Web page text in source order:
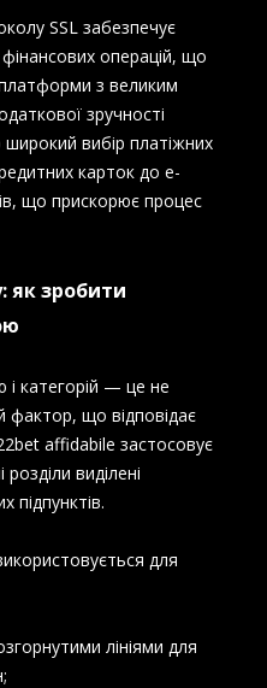
SSL забезпечує
операцій, що
з великим
зручності
вибір платіжних
карток до e-
що прискорює процес
як зробити
і категорій — це не
що відповідає
affidabile застосовує
виділені
підпунктів.
для
лініями для